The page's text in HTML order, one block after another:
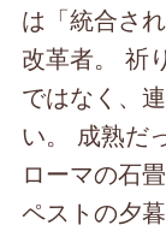
は「統合さ
改革者。 祈
ではなく、
い。 成熟だ
ローマの石
ペストの夕